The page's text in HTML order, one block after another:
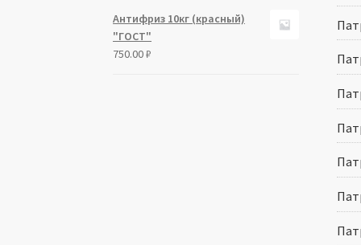
Антифриз 10кг (красный)
"ГОСТ"
750.00₽